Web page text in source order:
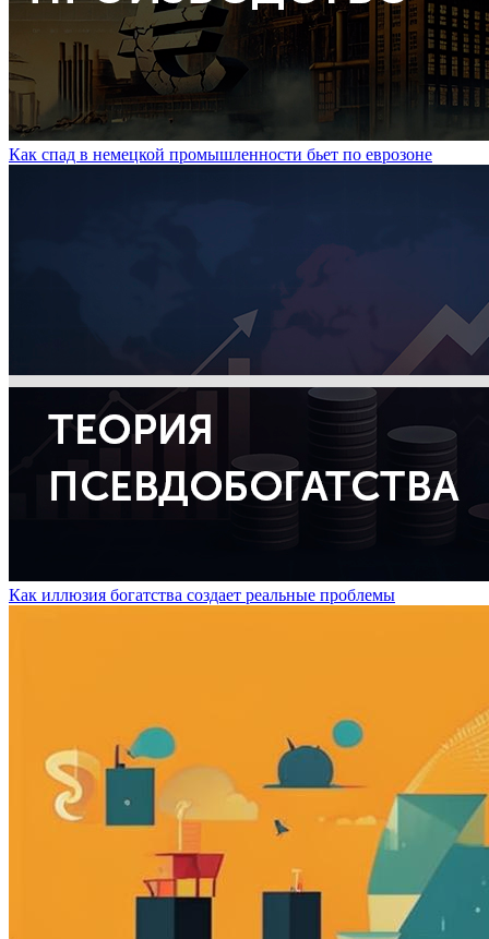
Как спад в немецкой промышленности бьет по еврозоне
Как иллюзия богатства создает реальные проблемы